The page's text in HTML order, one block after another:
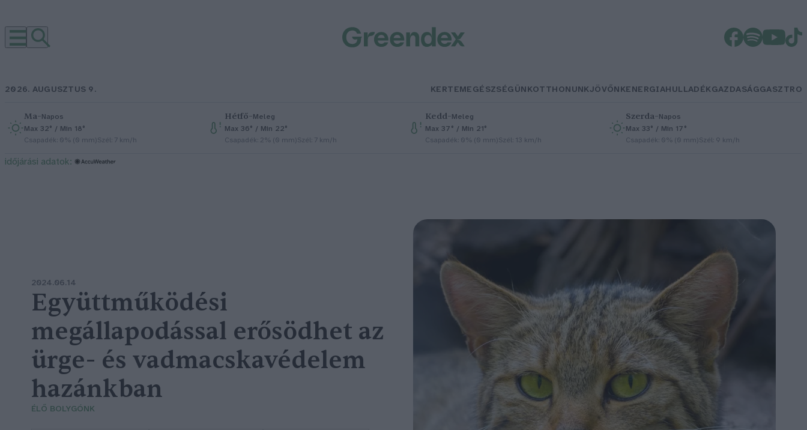
2026. AUGUSZTUS 9. KERTEMEGÉSZSÉGÜNKOTTHONUNKJÖVŐNKENERGIAHULLADÉKGAZDASÁGGASZTRO
Ma–Napos
Max 32° / Min 18°
Csapadék: 0% (0 mm)Szél: 7 km/h
Hétfő–Meleg
Max 36° / Min 22°
Csapadék: 2% (0 mm)Szél: 7 km/h
Kedd–Meleg
Max 37° / Min 21°
Csapadék: 0% (0 mm)Szél: 13 km/h
Szerda–Napos
Max 33° / Min 17°
Csapadék: 0% (0 mm)Szél: 9 km/h
időjárási adatok:
2024.06.14
Együttműködési
megállapodással erősödhet az
ürge- és vadmacskavédelem
hazánkban
ÉLŐ BOLYGÓNK